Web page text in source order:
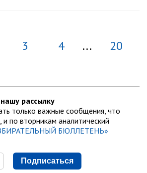
3 4 ... 20
рассылку
только важные сообщения, что
и по вторникам аналитический
БЮЛЛЕТЕНЬ»
Подписаться